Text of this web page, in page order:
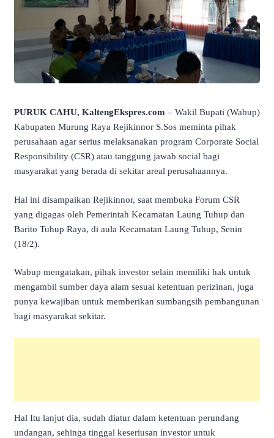
PURUK CAHU, KaltengEkspres.com – Wakil Bupati (Wabup)
Kabupaten Murung Raya Rejikinnor S.Sos meminta pihak
perusahaan agar serius melaksanakan program Corporate Social
Responsibility (CSR) atau tanggung jawab social bagi
masyarakat yang berada di sekitar areal perusahaannya.
Hal ini disampaikan Rejikinnor, saat membuka Forum CSR
yang digagas oleh Pemerintah Kecamatan Laung Tuhup dan
Barito Tuhup Raya, di aula Kecamatan Laung Tuhup, Senin
(18/2).
Wabup mengatakan, pihak investor selain memiliki hak untuk
mengambil sumber daya alam sesuai ketentuan perizinan, juga
punya kewajiban untuk memberikan sumbangsih pembangunan
bagi masyarakat sekitar.
Hal Itu lanjut dia, sudah diatur dalam ketentuan perundang
undangan, sehinga tinggal keseriusan investor untuk